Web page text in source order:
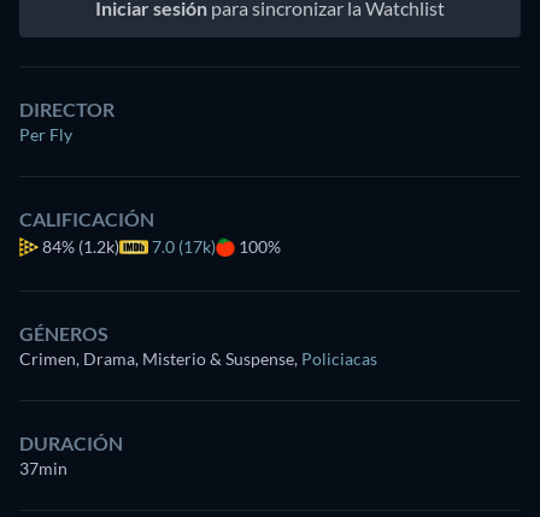
Iniciar sesión para sincronizar la Watchlist
DIRECTOR
Per Fly
CALIFICACIÓN
84% (1.2k) 7.0 (17k) 100%
GÉNEROS
Crimen, Drama, Misterio & Suspense, Policiacas
DURACIÓN
37min